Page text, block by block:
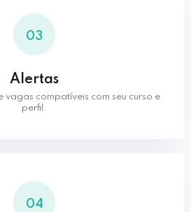
03
Alertas
vagas compatíveis com seu curso e
perfil.
04